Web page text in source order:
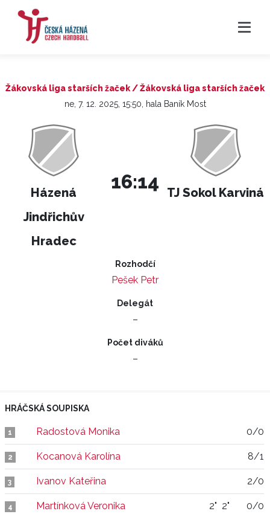
Žákovská liga starších žaček / Žákovská liga starších žaček
ne, 7. 12. 2025, 15:50, hala Baník Most
Házená
Jindřichův
Hradec
16:14 TJ Sokol Karviná
Rozhodčí
Pešek Petr
Delegát
–
Počet diváků
–
HRÁČSKÁ SOUPISKA
1 Radostová Monika 0/0
2 Kocanová Karolína 8/1
3 Ivanov Kateřina 2/0
4 Martínková Veronika 2" 2" 0/0